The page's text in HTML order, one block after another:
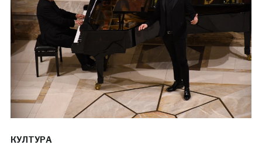
КУЛТУРА